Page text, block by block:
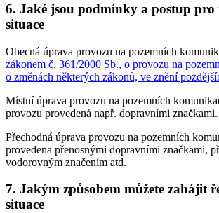
6. Jaké jsou podmínky a postup pro
situace
Obecná úprava provozu na pozemních
zákonem č. 361/2000 Sb., o provozu na
o změnách některých zákonů, ve znění
Místní úprava provozu na pozemních
provozu provedená např. dopravními značkami.
Přechodná úprava provozu na pozemních
provedena přenosnými dopravními značkami,
vodorovným značením atd.
7. Jakým způsobem můžete zahájit
situace